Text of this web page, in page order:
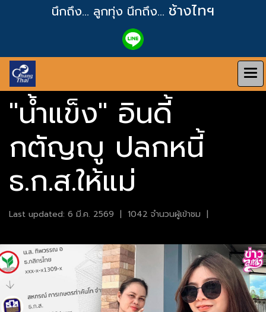
นึกถึง... ลูกทุ่ง นึกถึง... ช้างไทฯ
"น้ำแข็ง" อินดี้
กตัญญู ปลกหนี้
ธ.ก.ส.ให้แม่
Last updated: 6 มี.ค. 2569 | 1042 จำนวนผู้เข้าชม |